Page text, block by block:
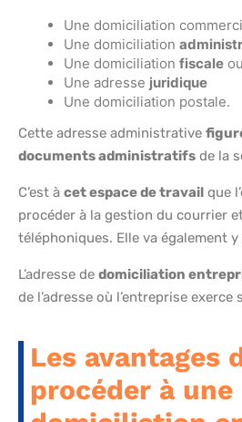
Une domiciliation
Une domiciliation
Une domiciliation fiscale
Une adresse juridique
Une domiciliation postale.
Cette adresse administrative
documents administratifs de la
C’est à cet espace de travail que
procéder à la gestion du courrier
téléphoniques. Elle va également
L’adresse de domiciliation
de l’adresse où l’entreprise exerce
Les avantages
procéder à une